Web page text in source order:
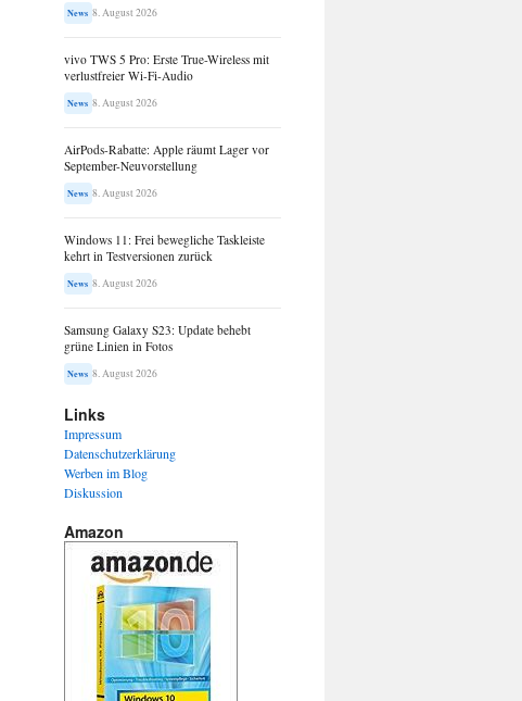
News 8. August 2026
vivo TWS 5 Pro: Erste True-Wireless mit
verlustfreier Wi-Fi-Audio
News 8. August 2026
AirPods-Rabatte: Apple räumt Lager vor
September-Neuvorstellung
News 8. August 2026
Windows 11: Frei bewegliche Taskleiste
kehrt in Testversionen zurück
News 8. August 2026
Samsung Galaxy S23: Update behebt
grüne Linien in Fotos
News 8. August 2026
Links
Impressum
Datenschutzerklärung
Werben im Blog
Diskussion
Amazon